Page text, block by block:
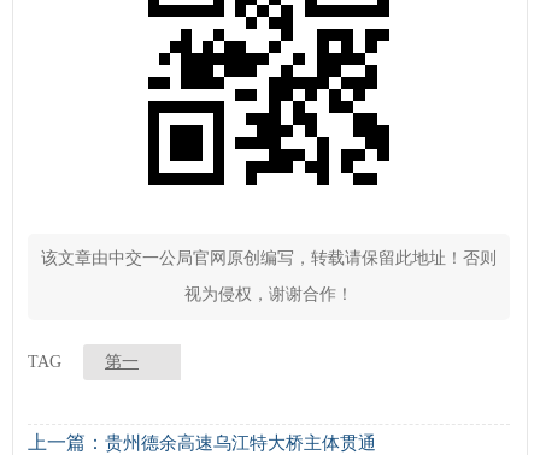
该文章由中交一公局官网原创编写，转载请保留此地址！否则
视为侵权，谢谢合作！
TAG 第一
上一篇： 贵州德余高速乌江特大桥主体贯通